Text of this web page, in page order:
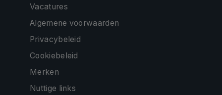
Vacatures
Algemene voorwaarden
Privacybeleid
Cookiebeleid
Merken
Nuttige links